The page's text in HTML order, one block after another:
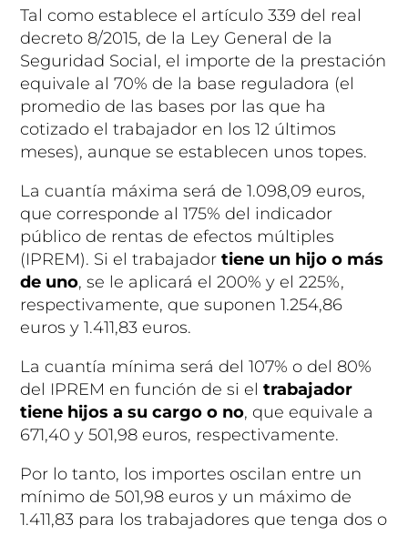
Tal como establece el artículo 339 del real
decreto 8/2015, de la Ley General de la
Seguridad Social, el importe de la prestación
equivale al 70% de la base reguladora (el
promedio de las bases por las que ha
cotizado el trabajador en los 12 últimos
meses), aunque se establecen unos topes.
La cuantía máxima será de 1.098,09 euros,
que corresponde al 175% del indicador
público de rentas de efectos múltiples
(IPREM). Si el trabajadortiene un hijo o más
de uno, se le aplicará el 200% y el 225%,
respectivamente, que suponen 1.254,86
euros y 1.411,83 euros.
La cuantía mínima será del 107% o del 80%
del IPREM en función de si eltrabajador
tiene hijos a su cargo o no, que equivale a
671,40 y 501,98 euros, respectivamente.
Por lo tanto, los importes oscilan entre un
mínimo de 501,98 euros y un máximo de
1.411,83 para los trabajadores que tenga dos o